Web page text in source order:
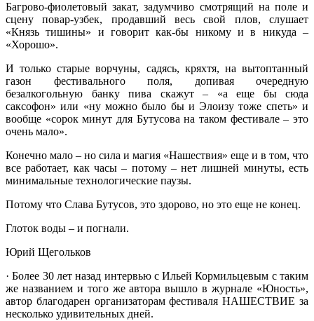
Багрово-фиолетовый закат, задумчиво смотрящий на поле и
сцену повар-узбек, продавший весь свой плов, слушает
«Князь тишины» и говорит как-бы никому и в никуда –
«Хорошо».
И только старые ворчуны, садясь, кряхтя, на вытоптанный
газон фестивального поля, допивая очередную
безалкогольную банку пива скажут – «а еще бы сюда
саксофон» или «ну можно было бы и Элоизу тоже спеть» и
вообще «сорок минут для Бутусова на таком фестивале – это
очень мало».
Конечно мало – но сила и магия «Нашествия» еще и в том, что
все работает, как часы – потому – нет лишней минуты, есть
минимальные технологические паузы.
Потому что Слава Бутусов, это здорово, но это еще не конец.
Глоток воды – и погнали.
Юрий Щегольков
· Более 30 лет назад интервью с Ильей Кормильцевым с таким
же названием и того же автора вышло в журнале «Юность»,
автор благодарен организаторам фестиваля НАШЕСТВИЕ за
несколько удивительных дней.